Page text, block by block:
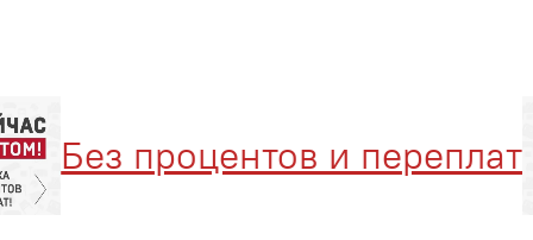
Без процентов и переплат